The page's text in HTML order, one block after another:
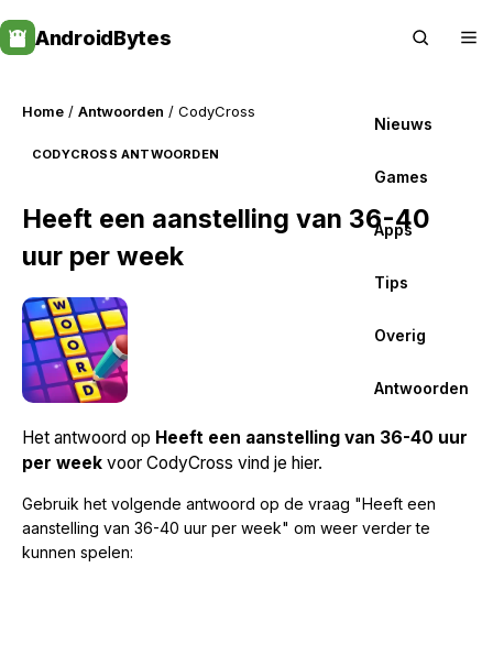
to
content
AndroidBytes
Nieuws
Games
Apps
Tips
Overig
Antwoorden
Home / Antwoorden / CodyCross
CODYCROSS ANTWOORDEN
Heeft een aanstelling van 36-40
uur per week
Het antwoord op Heeft een aanstelling van 36-40 uur
per week voor CodyCross vind je hier.
Gebruik het volgende antwoord op de vraag "Heeft een
aanstelling van 36-40 uur per week" om weer verder te
kunnen spelen: